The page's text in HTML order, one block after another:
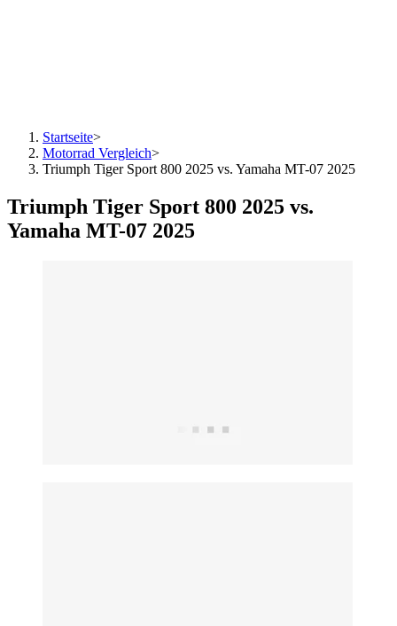
Startseite>
Motorrad Vergleich>
Triumph Tiger Sport 800 2025 vs. Yamaha MT-07 2025
Triumph Tiger Sport 800 2025 vs.
Yamaha MT-07 2025